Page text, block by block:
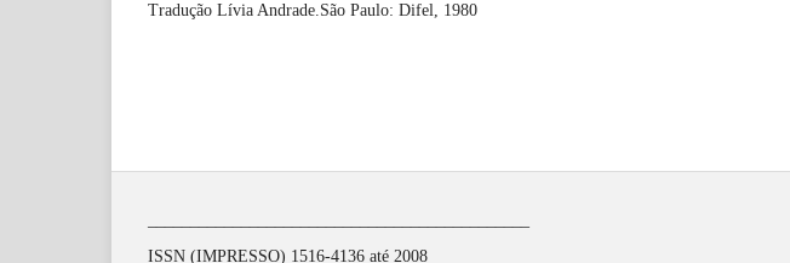
Tradução Lívia Andrade.São Paulo: Difel, 1980
ISSN (IMPRESSO) 1516-4136 até 2008